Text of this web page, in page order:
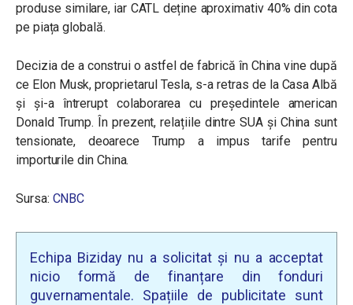
produse similare, iar CATL deține aproximativ 40% din cota
pe piața globală.
Decizia de a construi o astfel de fabrică în China vine după
ce Elon Musk, proprietarul Tesla, s-a retras de la Casa Albă
și și-a întrerupt colaborarea cu președintele american
Donald Trump. În prezent, relațiile dintre SUA și China sunt
tensionate, deoarece Trump a impus tarife pentru
importurile din China.
Sursa: CNBC
Echipa Biziday nu a solicitat și nu a acceptat
nicio formă de finanțare din fonduri
guvernamentale. Spațiile de publicitate sunt